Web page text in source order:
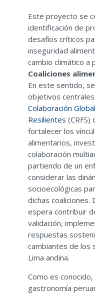
Este proyecto se
identificación de
desafíos críticos
inseguridad
cambio climático a
Coaliciones
En este sentido,
objetivos
Colaboración
Resilientes (CRFS)
fortalecer los
alimentarios,
colaboración
partiendo de un
considerar las
socioecológicas
dichas
espera contribuir
validación,
respuestas
cambiantes de los
Lima andina.
Como es
gastronomía